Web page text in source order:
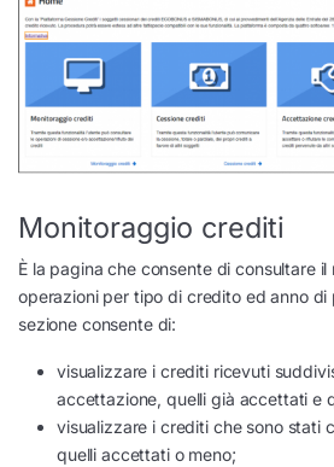
Monitoraggio crediti
È la pagina che consente di consultare
operazioni per tipo di credito ed anno di
sezione consente di:
visualizzare i crediti ricevuti
accettazione, quelli già accettati e
visualizzare i crediti che sono stati
quelli accettati o meno;